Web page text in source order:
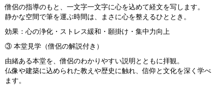
僧侶の指導のもと、一文字一文字に心を込めて経文を写します。
静かな空間で筆を運ぶ時間は、まさに心を整えるひととき。
効果：心の浄化・ストレス緩和・願掛け・集中力向上
③ 本堂見学（僧侶の解説付き）
由緒ある本堂を、僧侶のわかりやすい説明とともに拝観。
仏像や建築に込められた教えや歴史に触れ、信仰と文化を深く学べ
ます。